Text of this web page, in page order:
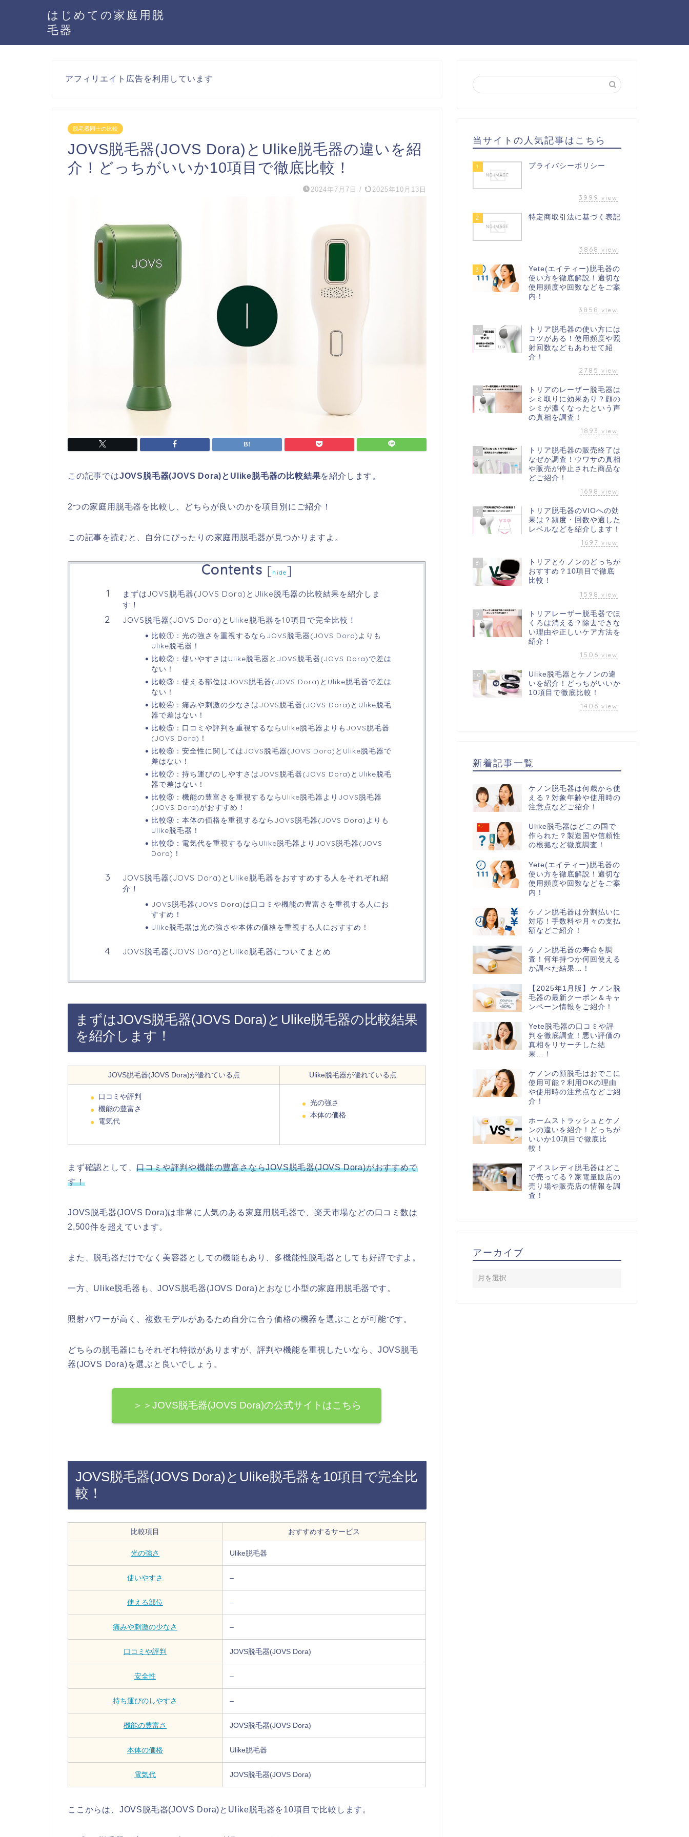
はじめての家庭用脱
毛器
アフィリエイト広告を利用しています
脱毛器同士の比較
JOVS脱毛器(JOVS Dora)とUlike脱毛器の違いを紹
介！どっちがいいか10項目で徹底比較！
2024年7月7日 / 2025年10月13日
この記事ではJOVS脱毛器(JOVS Dora)とUlike脱毛器の比較結果を紹介します。
2つの家庭用脱毛器を比較し、どちらが良いのかを項目別にご紹介！
この記事を読むと、自分にぴったりの家庭用脱毛器が見つかりますよ。
Contents [hide]
まずはJOVS脱毛器(JOVS Dora)とUlike脱毛器の比較結果を紹介しま
す！
JOVS脱毛器(JOVS Dora)とUlike脱毛器を10項目で完全比較！
比較①：光の強さを重視するならJOVS脱毛器(JOVS Dora)よりも
Ulike脱毛器！
比較②：使いやすさはUlike脱毛器とJOVS脱毛器(JOVS Dora)で差は
ない！
比較③：使える部位はJOVS脱毛器(JOVS Dora)とUlike脱毛器で差は
ない！
比較④：痛みや刺激の少なさはJOVS脱毛器(JOVS Dora)とUlike脱毛
器で差はない！
比較⑤：口コミや評判を重視するならUlike脱毛器よりもJOVS脱毛器
(JOVS Dora)！
比較⑥：安全性に関してはJOVS脱毛器(JOVS Dora)とUlike脱毛器で
差はない！
比較⑦：持ち運びのしやすさはJOVS脱毛器(JOVS Dora)とUlike脱毛
器で差はない！
比較⑧：機能の豊富さを重視するならUlike脱毛器よりJOVS脱毛器
(JOVS Dora)がおすすめ！
比較⑨：本体の価格を重視するならJOVS脱毛器(JOVS Dora)よりも
Ulike脱毛器！
比較⑩：電気代を重視するならUlike脱毛器よりJOVS脱毛器(JOVS
Dora)！
JOVS脱毛器(JOVS Dora)とUlike脱毛器をおすすめする人をそれぞれ紹
介！
JOVS脱毛器(JOVS Dora)は口コミや機能の豊富さを重視する人にお
すすめ！
Ulike脱毛器は光の強さや本体の価格を重視する人におすすめ！
JOVS脱毛器(JOVS Dora)とUlike脱毛器についてまとめ
まずはJOVS脱毛器(JOVS Dora)とUlike脱毛器の比較結果
を紹介します！
JOVS脱毛器(JOVS Dora)が優れている点 Ulike脱毛器が優れている点
口コミや評判
機能の豊富さ
電気代
光の強さ
本体の価格
まず確認として、口コミや評判や機能の豊富さならJOVS脱毛器(JOVS Dora)がおすすめで
す！
JOVS脱毛器(JOVS Dora)は非常に人気のある家庭用脱毛器で、楽天市場などの口コミ数は
2,500件を超えています。
また、脱毛器だけでなく美容器としての機能もあり、多機能性脱毛器としても好評ですよ。
一方、Ulike脱毛器も、JOVS脱毛器(JOVS Dora)とおなじ小型の家庭用脱毛器です。
照射パワーが高く、複数モデルがあるため自分に合う価格の機器を選ぶことが可能です。
どちらの脱毛器にもそれぞれ特徴がありますが、評判や機能を重視したいなら、JOVS脱毛
器(JOVS Dora)を選ぶと良いでしょう。
＞＞JOVS脱毛器(JOVS Dora)の公式サイトはこちら
JOVS脱毛器(JOVS Dora)とUlike脱毛器を10項目で完全比
較！
比較項目 おすすめするサービス
光の強さ Ulike脱毛器
使いやすさ –
使える部位 –
痛みや刺激の少なさ –
口コミや評判 JOVS脱毛器(JOVS Dora)
安全性 –
持ち運びのしやすさ –
機能の豊富さ JOVS脱毛器(JOVS Dora)
本体の価格 Ulike脱毛器
電気代 JOVS脱毛器(JOVS Dora)
ここからは、JOVS脱毛器(JOVS Dora)とUlike脱毛器を10項目で比較します。
当サイトの人気記事はこちら
1 プライバシーポリシー
3999 view
2 特定商取引法に基づく表記
3868 view
3
Yete(エイティー)脱毛器の
使い方を徹底解説！適切な
使用頻度や回数などをご案
内！
3858 view
4
トリア脱毛器の使い方には
コツがある！使用頻度や照
射回数などもあわせて紹
介！
2785 view
5
トリアのレーザー脱毛器は
シミ取りに効果あり？顔の
シミが濃くなったという声
の真相を調査！
1893 view
6
トリア脱毛器の販売終了は
なぜか調査！ウワサの真相
や販売が停止された商品な
どご紹介！
1698 view
7
トリア脱毛器のVIOへの効
果は？頻度・回数や適した
レベルなどを紹介します！
1697 view
8
トリアとケノンのどっちが
おすすめ？10項目で徹底
比較！
1598 view
9
トリアレーザー脱毛器でほ
くろは消える？除去できな
い理由や正しいケア方法を
紹介！
1506 view
10
Ulike脱毛器とケノンの違
いを紹介！どっちがいいか
10項目で徹底比較！
1406 view
新着記事一覧
ケノン脱毛器は何歳から使
える？対象年齢や使用時の
注意点などご紹介！
Ulike脱毛器はどこの国で
作られた？製造国や信頼性
の根拠など徹底調査！
Yete(エイティー)脱毛器の
使い方を徹底解説！適切な
使用頻度や回数などをご案
内！
ケノン脱毛器は分割払いに
対応！手数料や月々の支払
額などご紹介！
ケノン脱毛器の寿命を調
査！何年持つか何回使える
か調べた結果…！
【2025年1月版】ケノン脱
毛器の最新クーポン＆キャ
ンペーン情報をご紹介！
Yete脱毛器の口コミや評
判を徹底調査！悪い評価の
真相をリサーチした結
果…！
ケノンの顔脱毛はおでこに
使用可能？利用OKの理由
や使用時の注意点などご紹
介！
ホームストラッシュとケノ
ンの違いを紹介！どっちが
いいか10項目で徹底比
較！
アイスレディ脱毛器はどこ
で売ってる？家電量販店の
売り場や販売店の情報を調
査！
アーカイブ